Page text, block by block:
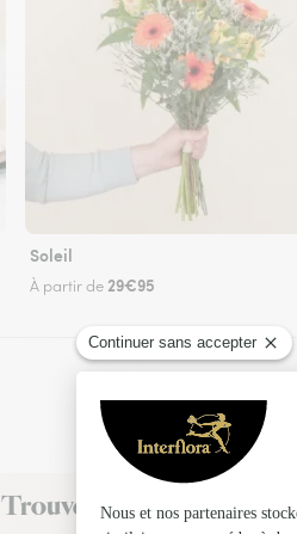
Soleil
À partir de 29€95
Trouvez un fleuriste